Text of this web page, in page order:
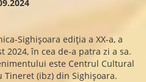
Sighișoara ediția a XX-a, a
2024, în cea de-a patra zi a sa.
este Centrul Cultural
(ibz) din Sighișoara.